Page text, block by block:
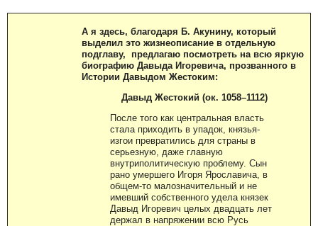
А я здесь, благодаря Б. Акунину, который
выделил это жизнеописание в отдельную
подглаву, предлагаю посмотреть на всю яркую
биографию Давыда Игоревича, прозванного в
Истории Давыдом Жестоким:
Давыд Жестокий (ок. 1058–1112)
После того как центральная власть
стала приходить в упадок, князья-
изгои превратились для страны в
серьезную, даже главную
внутриполитическую проблему. Сын
рано умершего Игоря Ярославича, в
общем-то малозначительный и не
имевший собственного удела князек
Давыд Игоревич целых двадцать лет
держал в напряжении всю Русь